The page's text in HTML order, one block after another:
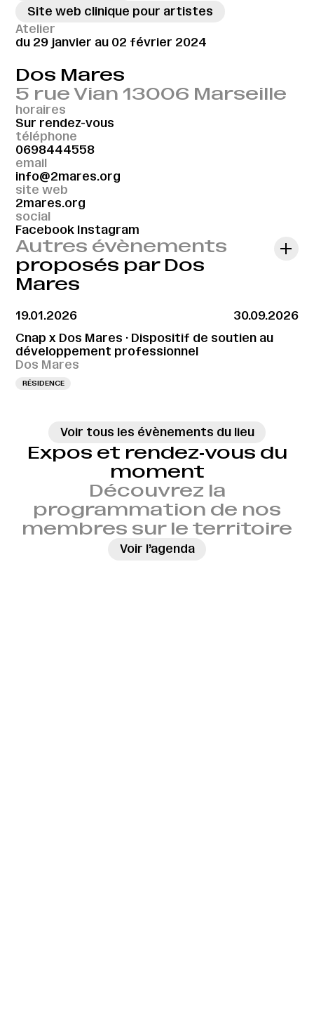
Site web clinique pour artistes
Atelier
du 29 janvier au 02 février 2024
Dos Mares
5 rue Vian 13006 Marseille
horaires
Sur rendez-vous
téléphone
0698444558
email
info@2mares.org
site web
2mares.org
social
Facebook Instagram
Autres évènements
proposés par Dos
Mares
19.01.2026
30.09.2026
Cnap x Dos Mares · Dispositif de soutien au
développement professionnel
Dos Mares
RÉSIDENCE
Voir tous les évènements du lieu
Expos et rendez‑vous du
moment
Découvrez la
programmation de nos
membres sur le territoire
Voir l’agenda